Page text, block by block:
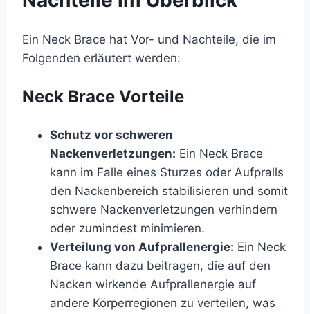
Ein Neck Brace hat Vor- und Nachteile, die im
Folgenden erläutert werden:
Neck Brace Vorteile
Schutz vor schweren
Nackenverletzungen: Ein Neck Brace
kann im Falle eines Sturzes oder Aufpralls
den Nackenbereich stabilisieren und somit
schwere Nackenverletzungen verhindern
oder zumindest minimieren.
Verteilung von Aufprallenergie: Ein Neck
Brace kann dazu beitragen, die auf den
Nacken wirkende Aufprallenergie auf
andere Körperregionen zu verteilen, was